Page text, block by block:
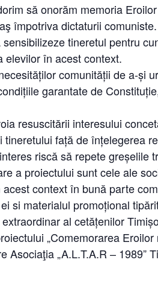
să onorăm memoria
împotriva dictaturii comuniste.
tineretul pentru
elevilor în acest context.
comunității de a-și
garantate de
resuscitării interesului
tineretului față de înțelegerea
riscă să repete greșelile
a proiectului sunt cele ale
context în bună parte
si materialul promoțional
al cetățenilor
„Comemorarea
Asociaţia „A.L.T.A.R –